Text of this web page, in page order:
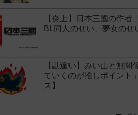
【炎上】日本三國の作
BL同人のせい、夢女の
【勘違い】みい山と無
ていくのが推しポイント
ス】